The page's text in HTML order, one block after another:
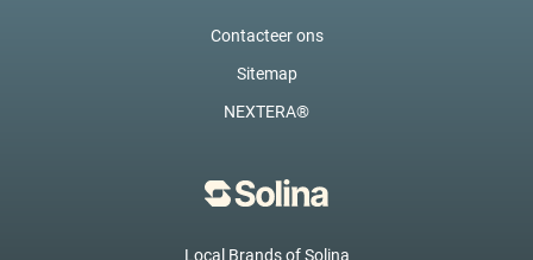
Contacteer ons
Sitemap
NEXTERA®
Local Brands of Solina